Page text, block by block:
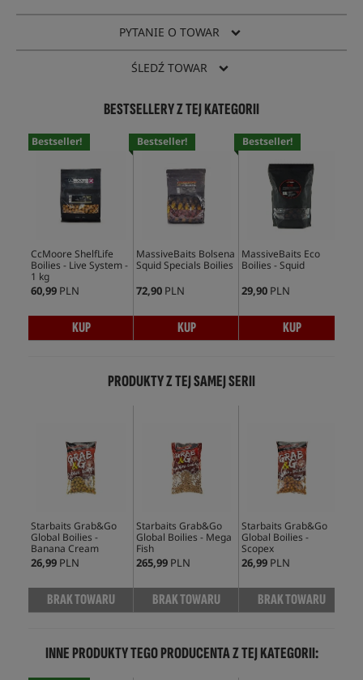
PYTANIE O TOWAR
ŚLEDŹ TOWAR
BESTSELLERY Z TEJ KATEGORII
Bestseller!
CcMoore ShelfLife
Boilies - Live System -
1 kg
60,99 PLN
KUP
Bestseller!
MassiveBaits Bolsena
Squid Specials Boilies
72,90 PLN
KUP
Bestseller!
MassiveBaits Eco
Boilies - Squid
29,90 PLN
KUP
PRODUKTY Z TEJ SAMEJ SERII
Starbaits Grab&Go
Global Boilies -
Banana Cream
26,99 PLN
BRAK TOWARU
Starbaits Grab&Go
Global Boilies - Mega
Fish
265,99 PLN
BRAK TOWARU
Starbaits Grab&Go
Global Boilies -
Scopex
26,99 PLN
BRAK TOWARU
INNE PRODUKTY TEGO PRODUCENTA Z TEJ KATEGORII: